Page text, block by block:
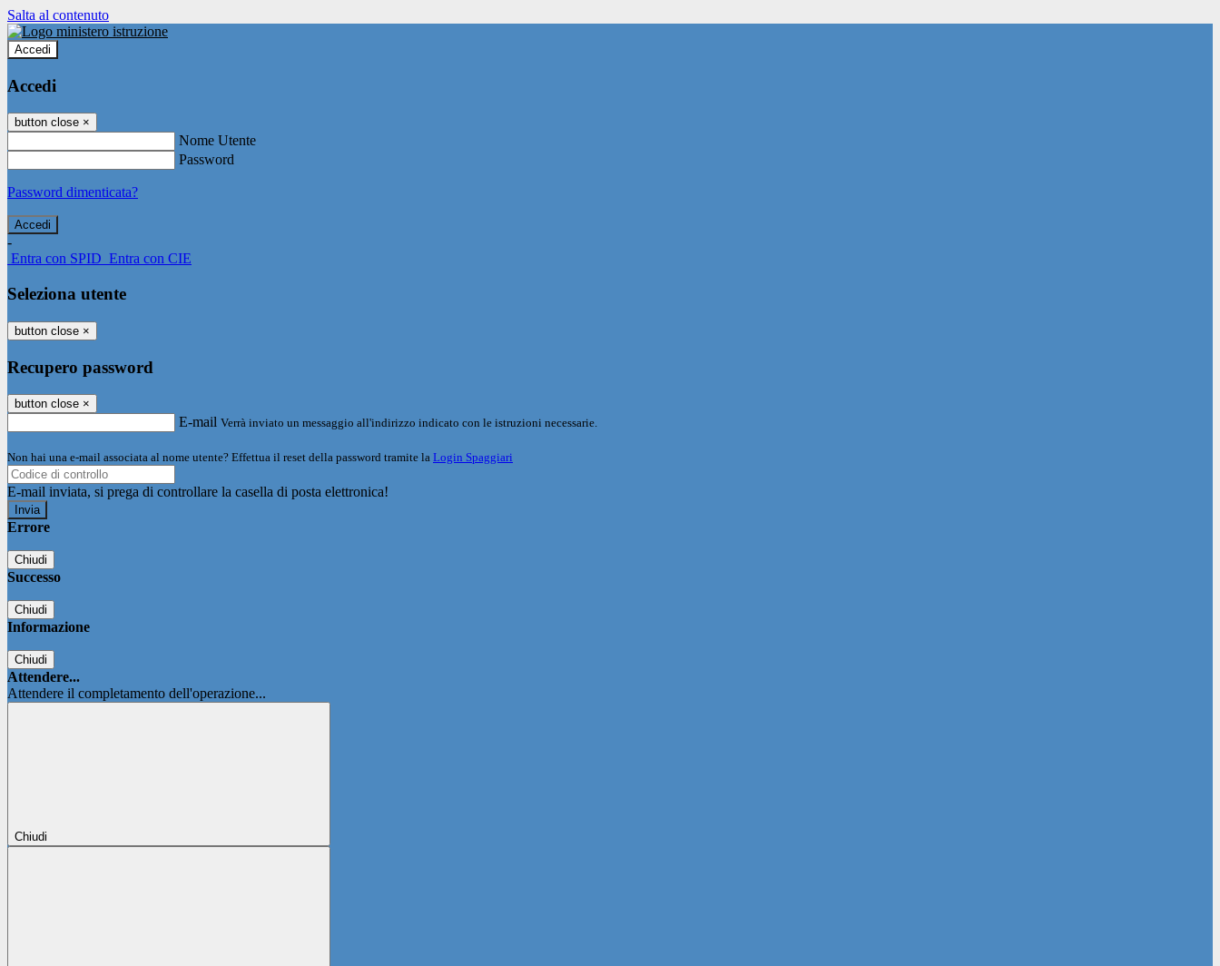
Salta al contenuto
Accedi
Accedi
button close ×
Nome Utente
Password
Password dimenticata?
-
Entra con SPID Entra con CIE
Seleziona utente
button close ×
Recupero password
button close ×
E-mail Verrà inviato un messaggio all'indirizzo indicato con le istruzioni necessarie.
Non hai una e-mail associata al nome utente? Effettua il reset della password tramite la Login Spaggiari
E-mail inviata, si prega di controllare la casella di posta elettronica!
Errore
Chiudi
Successo
Chiudi
Informazione
Chiudi
Attendere...
Attendere il completamento dell'operazione...
Chiudi